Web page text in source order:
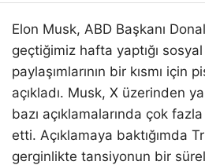
Elon Musk, ABD Başkanı
geçtiğimiz hafta yaptığı
paylaşımlarının bir kısmı için
açıkladı. Musk, X üzerinden
bazı açıklamalarında çok
etti. Açıklamaya baktığımda
gerginlikte tansiyonun bir